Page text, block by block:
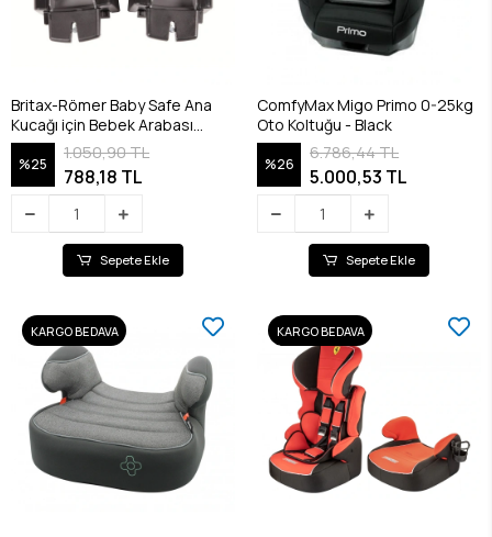
Britax-Römer Baby Safe Ana
Kucağı için Bebek Arabası
Adaptörü
%25
1.050,90 TL
788,18 TL
Sepete Ekle
ComfyMax Migo Primo 0-25kg
Oto Koltuğu - Black
%26
6.786,44 TL
5.000,53 TL
Sepete Ekle
KARGO BEDAVA KARGO BEDAVA